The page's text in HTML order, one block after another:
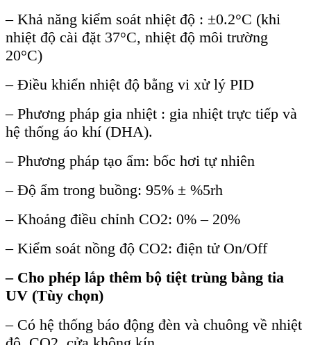
– Khả năng kiểm soát nhiệt độ : ±0.2°C (khi
nhiệt độ cài đặt 37°C, nhiệt độ môi trường
20°C)
– Điều khiển nhiệt độ bằng vi xử lý PID
– Phương pháp gia nhiệt : gia nhiệt trực tiếp và
hệ thống áo khí (DHA).
– Phương pháp tạo ẩm: bốc hơi tự nhiên
– Độ ẩm trong buồng: 95% ± %5rh
– Khoảng điều chỉnh CO2: 0% – 20%
– Kiểm soát nồng độ CO2: điện tử On/Off
– Cho phép lắp thêm bộ tiệt trùng bằng tia
UV (Tùy chọn)
– Có hệ thống báo động đèn và chuông về nhiệt